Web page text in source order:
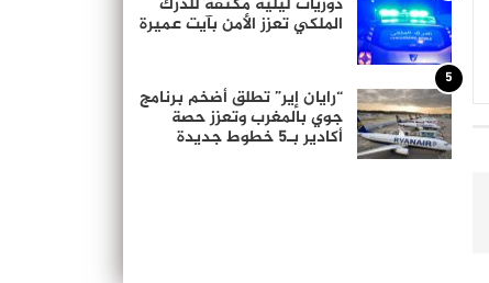
الملكي تعزز الأمن بآيت عميرة
5
“رايان إير” تطلق أضخم برنامج
جوي بالمغرب وتعزز حصة
أكادير بـ5 خطوط جديدة